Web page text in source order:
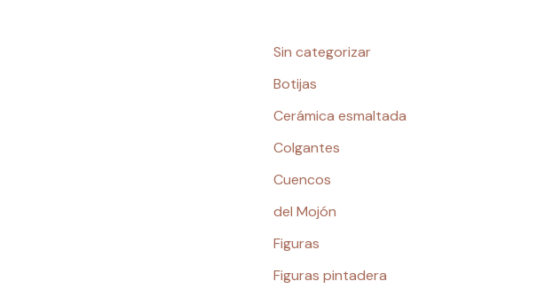
Sin categorizar
Botijas
Cerámica esmaltada
Colgantes
Cuencos
del Mojón
Figuras
Figuras pintadera